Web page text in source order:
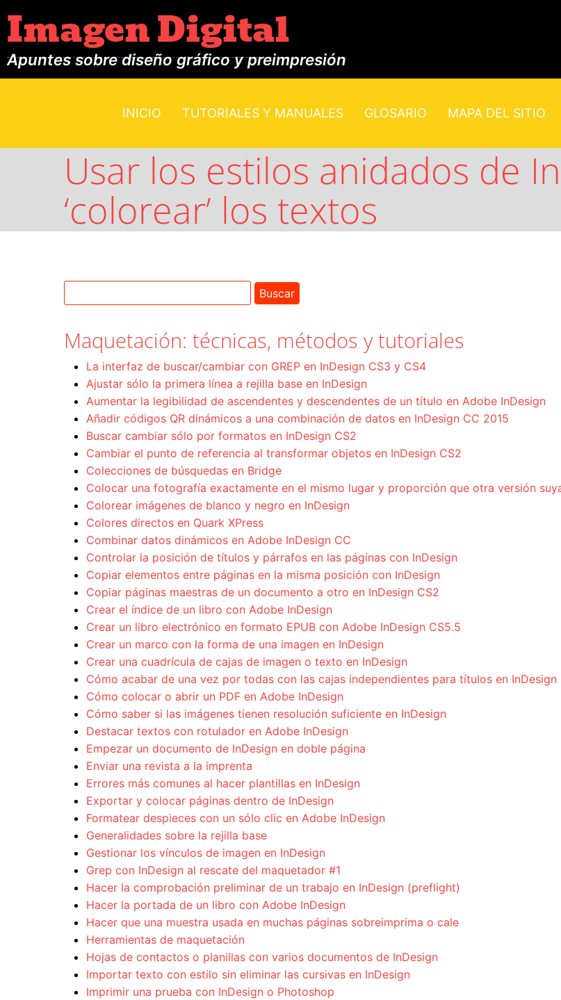
Imagen Digital
Apuntes sobre diseño gráfico y preimpresión
INICIO TUTORIALES Y MANUALES GLOSARIO MAPA DEL SITIO
Usar los estilos anidados de
‘colorear’ los textos
Maquetación: técnicas, métodos y tutoriales
La interfaz de buscar/cambiar con GREP en InDesign CS3 y CS4
Ajustar sólo la primera línea a rejilla base en InDesign
Aumentar la legibilidad de ascendentes y descendentes de un título en Adobe InDesign
Añadir códigos QR dinámicos a una combinación de datos en InDesign CC 2015
Buscar cambiar sólo por formatos en InDesign CS2
Cambiar el punto de referencia al transformar objetos en InDesign CS2
Colecciones de búsquedas en Bridge
Colocar una fotografía exactamente en el mismo lugar y proporción que otra versión
Colorear imágenes de blanco y negro en InDesign
Colores directos en Quark XPress
Combinar datos dinámicos en Adobe InDesign CC
Controlar la posición de títulos y párrafos en las páginas con InDesign
Copiar elementos entre páginas en la misma posición con InDesign
Copiar páginas maestras de un documento a otro en InDesign CS2
Crear el índice de un libro con Adobe InDesign
Crear un libro electrónico en formato EPUB con Adobe InDesign CS5.5
Crear un marco con la forma de una imagen en InDesign
Crear una cuadrícula de cajas de imagen o texto en InDesign
Cómo acabar de una vez por todas con las cajas independientes para títulos en InDesign
Cómo colocar o abrir un PDF en Adobe InDesign
Cómo saber si las imágenes tienen resolución suficiente en InDesign
Destacar textos con rotulador en Adobe InDesign
Empezar un documento de InDesign en doble página
Enviar una revista a la imprenta
Errores más comunes al hacer plantillas en InDesign
Exportar y colocar páginas dentro de InDesign
Formatear despieces con un sólo clic en Adobe InDesign
Generalidades sobre la rejilla base
Gestionar los vínculos de imagen en InDesign
Grep con InDesign al rescate del maquetador #1
Hacer la comprobación preliminar de un trabajo en InDesign (preflight)
Hacer la portada de un libro con Adobe InDesign
Hacer que una muestra usada en muchas páginas sobreimprima o cale
Herramientas de maquetación
Hojas de contactos o planillas con varios documentos de InDesign
Importar texto con estilo sin eliminar las cursivas en InDesign
Imprimir una prueba con InDesign o Photoshop